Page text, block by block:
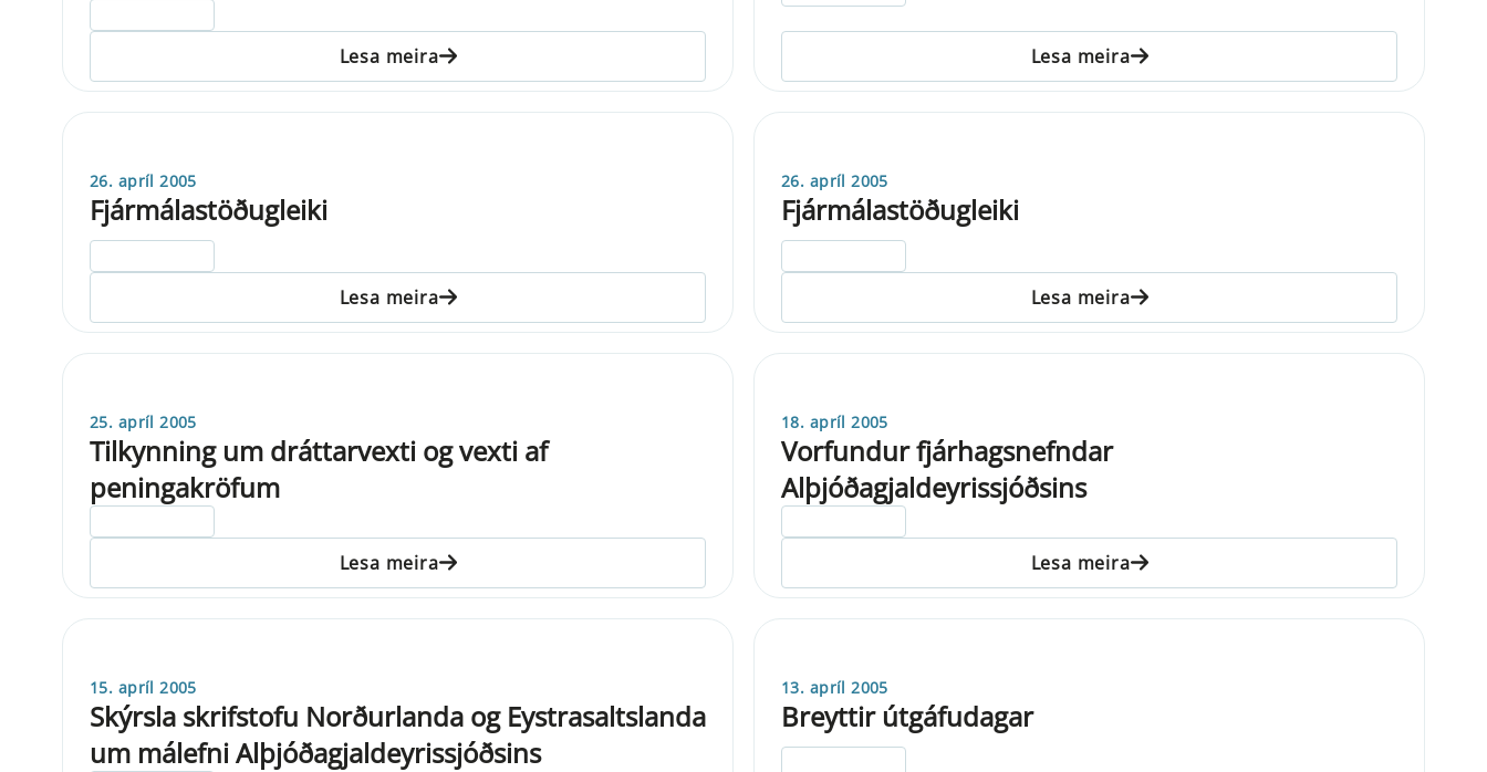
Lesa meira Lesa meira
26. apríl 2005
Fjármálastöðugleiki
Lesa meira
26. apríl 2005
Fjármálastöðugleiki
Lesa meira
25. apríl 2005
Tilkynning um dráttarvexti og vexti af
peningakröfum
Lesa meira
18. apríl 2005
Vorfundur fjárhagsnefndar
Alþjóðagjaldeyrissjóðsins
Lesa meira
15. apríl 2005
Skýrsla skrifstofu Norðurlanda og Eystrasaltslanda
um málefni Alþjóðagjaldeyrissjóðsins
13. apríl 2005
Breyttir útgáfudagar